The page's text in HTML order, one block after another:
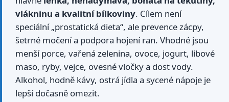
vlákninu a kvalitní bílkoviny. Cílem není
speciální „prostatická dieta“, ale prevence zácpy,
šetrné močení a podpora hojení ran. Vhodné jsou
menší porce, vařená zelenina, ovoce, jogurt, libové
maso, ryby, vejce, ovesné vločky a dost vody.
Alkohol, hodně kávy, ostrá jídla a sycené nápoje je
lepší dočasně omezit.